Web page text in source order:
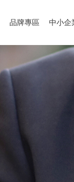
品牌專區 中小企